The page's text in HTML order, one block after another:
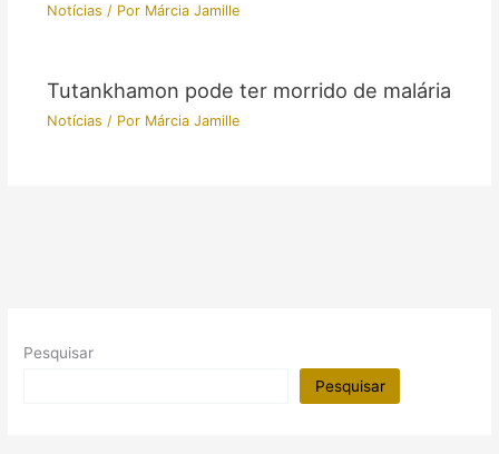
Notícias / Por Márcia Jamille
Tutankhamon pode ter morrido de malária
Notícias / Por Márcia Jamille
Pesquisar
Pesquisar